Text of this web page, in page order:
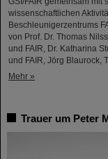
wissenschaftlichen
Beschleunigerzentrums
von Prof. Dr. Thomas
und FAIR, Dr. Katharina
und FAIR, Jörg Blaurock,
Mehr »
Trauer um Peter